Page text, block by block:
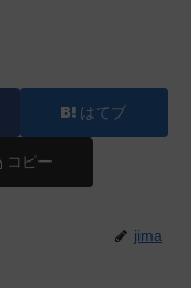
はてブ
コピー
jima